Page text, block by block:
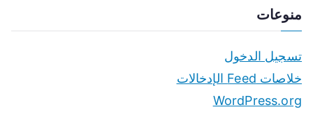
منوعات
تسجيل الدخول
خلاصات Feed الإدخالات
WordPress.org